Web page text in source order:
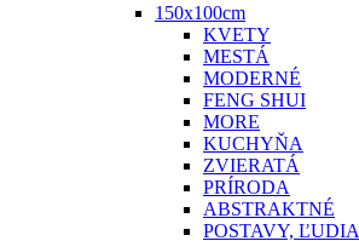
150x100cm
KVETY
MESTÁ
MODERNÉ
FENG SHUI
MORE
KUCHYŇA
ZVIERATÁ
PRÍRODA
ABSTRAKTNÉ
POSTAVY, ĽUDIA